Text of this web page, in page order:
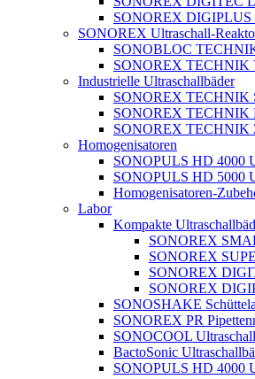
SONOREX DIGIPLUS
SONOREX Ultraschall-
SONOBLOC
SONOREX TECHNIK
Industrielle Ultraschallbäder
SONOREX TECHNIK
SONOREX TECHNIK
SONOREX TECHNIK
Homogenisatoren
SONOPULS HD 4000
SONOPULS HD 5000
Homogenisatoren-
Labor
Kompakte
SONOREX
SONOREX
SONOREX
SONOREX
SONOSHAKE
SONOREX PR
SONOCOOL
BactoSonic
SONOPULS HD 4000